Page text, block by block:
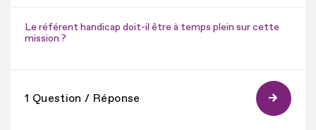
Le référent handicap doit-il être à temps plein sur cette
mission ?
1 Question / Réponse